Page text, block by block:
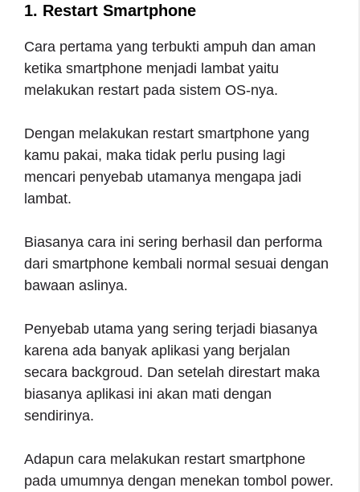
1. Restart Smartphone
Cara pertama yang terbukti ampuh dan aman
ketika smartphone menjadi lambat yaitu
melakukan restart pada sistem OS-nya.
Dengan melakukan restart smartphone yang
kamu pakai, maka tidak perlu pusing lagi
mencari penyebab utamanya mengapa jadi
lambat.
Biasanya cara ini sering berhasil dan performa
dari smartphone kembali normal sesuai dengan
bawaan aslinya.
Penyebab utama yang sering terjadi biasanya
karena ada banyak aplikasi yang berjalan
secara backgroud. Dan setelah direstart maka
biasanya aplikasi ini akan mati dengan
sendirinya.
Adapun cara melakukan restart smartphone
pada umumnya dengan menekan tombol power.